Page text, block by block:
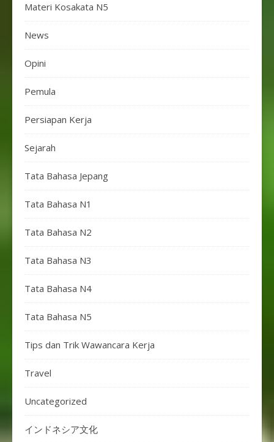
Materi Kosakata N5
News
Opini
Pemula
Persiapan Kerja
Sejarah
Tata Bahasa Jepang
Tata Bahasa N1
Tata Bahasa N2
Tata Bahasa N3
Tata Bahasa N4
Tata Bahasa N5
Tips dan Trik Wawancara Kerja
Travel
Uncategorized
インドネシア文化